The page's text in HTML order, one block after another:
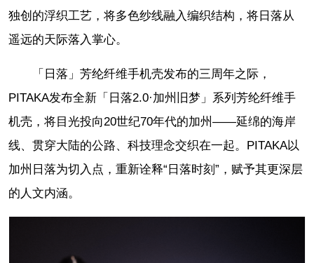
独创的浮织工艺，将多色纱线融入编织结构，将日落从
遥远的天际落入掌心。
「日落」芳纶纤维手机壳发布的三周年之际，
PITAKA发布全新「日落2.0·加州旧梦」系列芳纶纤维手
机壳，将目光投向20世纪70年代的加州——延绵的海岸
线、贯穿大陆的公路、科技理念交织在一起。PITAKA以
加州日落为切入点，重新诠释“日落时刻”，赋予其更深层
的人文内涵。